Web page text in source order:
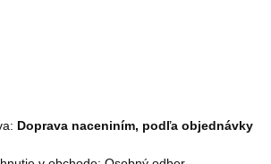
Doprava naceniním, podľa objednávky